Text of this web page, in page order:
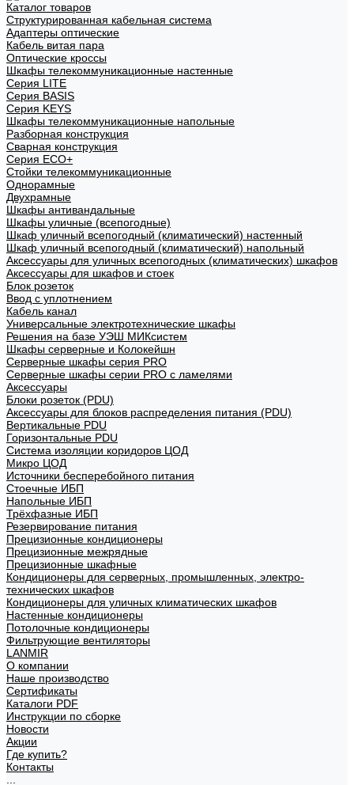
Каталог товаров
Структурированная кабельная система
Адаптеры оптические
Кабель витая пара
Оптические кроссы
Шкафы телекоммуникационные настенные
Cерия LITE
Cерия BASIS
Cерия KEYS
Шкафы телекоммуникационные напольные
Разборная конструкция
Сварная конструкция
Серия ECO+
Стойки телекоммуникационные
Однорамные
Двухрамные
Шкафы антивандальные
Шкафы уличные (всепогодные)
Шкаф уличный всепогодный (климатический) настенный
Шкаф уличный всепогодный (климатический) напольный
Аксессуары для уличных всепогодных (климатических) шкафов
Аксессуары для шкафов и стоек
Блок розеток
Ввод с уплотнением
Кабель канал
Универсальные электротехнические шкафы
Решения на базе УЭШ МИКсистем
Шкафы серверные и Колокейшн
Серверные шкафы серия PRO
Серверные шкафы серии PRO с ламелями
Аксессуары
Блоки розеток (PDU)
Аксессуары для блоков распределения питания (PDU)
Вертикальные PDU
Горизонтальные PDU
Система изоляции коридоров ЦОД
Микро ЦОД
Источники бесперебойного питания
Стоечные ИБП
Напольные ИБП
Трёхфазные ИБП
Резервирование питания
Прецизионные кондиционеры
Прецизионные межрядные
Прецизионные шкафные
Кондиционеры для серверных, промышленных, электро-
технических шкафов
Кондиционеры для уличных климатических шкафов
Настенные кондиционеры
Потолочные кондиционеры
Фильтрующие вентиляторы
LANMIR
О компании
Наше производство
Сертификаты
Каталоги PDF
Инструкции по сборке
Новости
Акции
Где купить?
Контакты